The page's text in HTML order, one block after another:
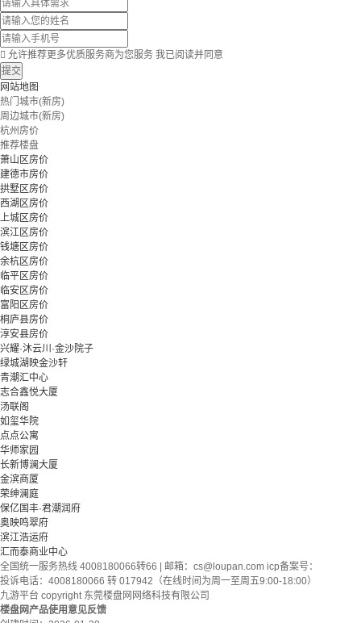
 允许推荐更多优质服务商为您服务 我已阅读并同意
提交
网站地图
热门城市(新房)
周边城市(新房)
杭州房价
推荐楼盘
萧山区房价
建德市房价
拱墅区房价
西湖区房价
上城区房价
滨江区房价
钱塘区房价
余杭区房价
临平区房价
临安区房价
富阳区房价
桐庐县房价
淳安县房价
兴耀·沐云川·金沙院子
绿城湖映金沙轩
青潮汇中心
志合鑫悦大厦
汤联阁
如玺华院
点点公寓
华师家园
长新博澜大厦
金滨商厦
荣绅澜庭
保亿国丰·君潮润府
奥映鸣翠府
滨江浩运府
汇而泰商业中心
全国统一服务热线 4008180066转66 | 邮箱： cs@loupan.com icp备案号：
投诉电话：4008180066 转 017942（在线时间为周一至周五9:00-18:00）
九游平台 copyright 东莞楼盘网网络科技有限公司
楼盘网产品使用意见反馈